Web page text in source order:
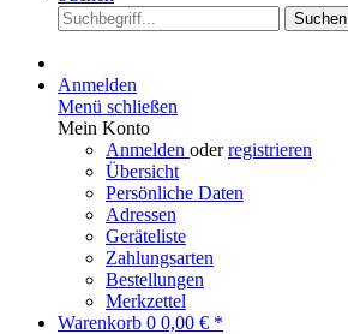
Suchen
Anmelden
Menü schließen
Mein Konto
Anmelden oderregistrieren
Übersicht
Persönliche Daten
Adressen
Geräteliste
Zahlungsarten
Bestellungen
Merkzettel
Warenkorb 0 0,00 € *